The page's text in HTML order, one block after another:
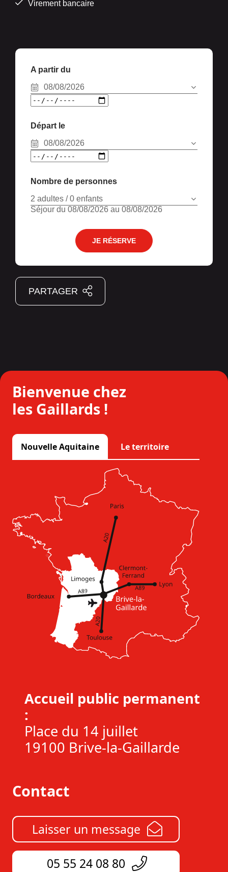
Virement bancaire
A partir du
08/08/2026
Départ le
08/08/2026
Nombre de personnes
2 adultes / 0 enfants
Séjour du 08/08/2026 au 08/08/2026
JE RÉSERVE
PARTAGER
Bienvenue chez
les Gaillards !
Nouvelle Aquitaine Le territoire
Accueil public permanent
:
Place du 14 juillet
19100 Brive-la-Gaillarde
Contact
Laisser un message
05 55 24 08 80